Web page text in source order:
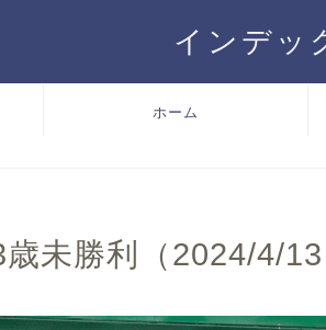
インデッ
ホーム
未勝利（2024/4/13